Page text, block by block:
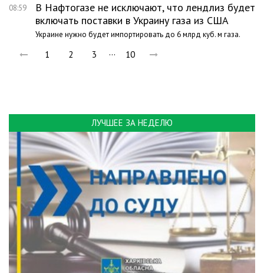
08:59
В Нафтогазе не исключают, что лендлиз будет
включать поставки в Украину газа из США
Украине нужно будет импортировать до 6 млрд куб. м газа.
1 2 3 … 10
ЛУЧШЕЕ ЗА НЕДЕЛЮ